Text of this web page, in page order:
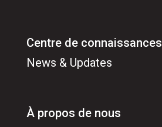
Centre de connaissances
News & Updates
À propos de nous